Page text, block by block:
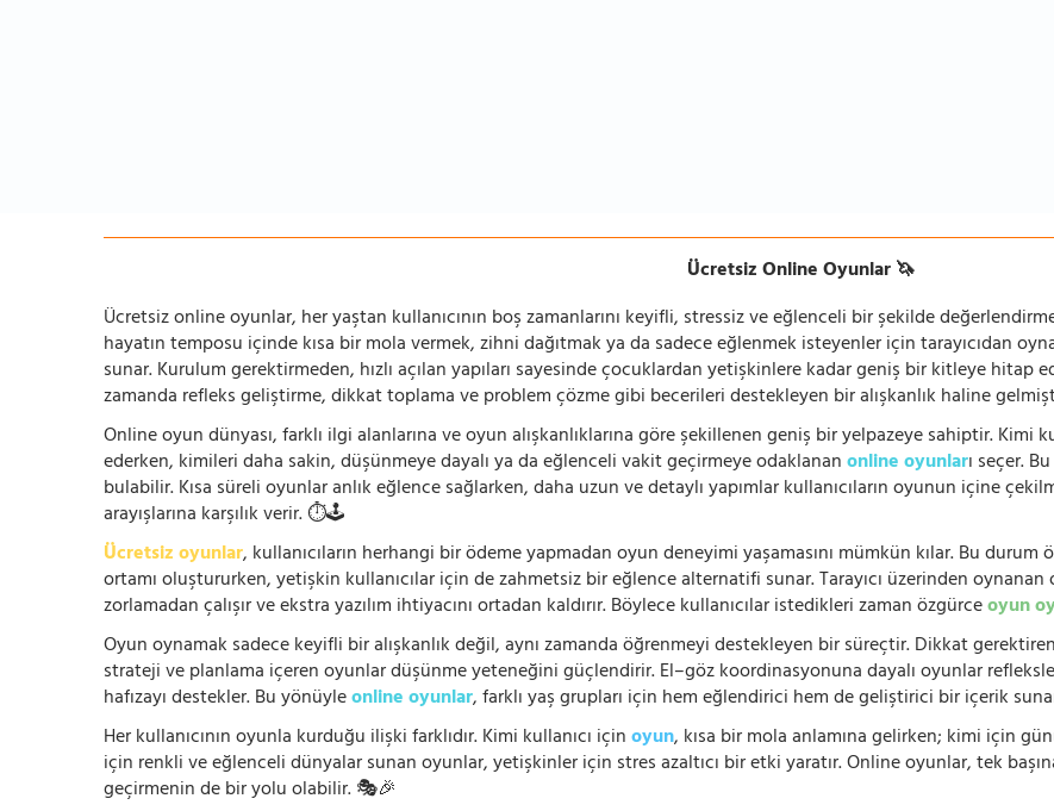
Ücretsiz Online Oyunlar 🦄
Ücretsiz online oyunlar, her yaştan kullanıcının boş zamanlarını keyifli, stressiz ve eğlenceli bir şekilde
hayatın temposu içinde kısa bir mola vermek, zihni dağıtmak ya da sadece eğlenmek isteyenler için tarayıcıdan
sunar. Kurulum gerektirmeden, hızlı açılan yapıları sayesinde çocuklardan yetişkinlere kadar geniş bir kitleye hitap
zamanda refleks geliştirme, dikkat toplama ve problem çözme gibi becerileri destekleyen bir alışkanlık haline
Online oyun dünyası, farklı ilgi alanlarına ve oyun alışkanlıklarına göre şekillenen geniş bir yelpazeye sahiptir. Kimi
ederken, kimileri daha sakin, düşünmeye dayalı ya da eğlenceli vakit geçirmeye odaklananonline oyunları seçer.
bulabilir. Kısa süreli oyunlar anlık eğlence sağlarken, daha uzun ve detaylı yapımlar kullanıcıların oyunun içine
arayışlarına karşılık verir. ⏱️🕹️
Ücretsiz oyunlar, kullanıcıların herhangi bir ödeme yapmadan oyun deneyimi yaşamasını mümkün kılar. Bu
ortamı oluştururken, yetişkin kullanıcılar için de zahmetsiz bir eğlence alternatifi sunar. Tarayıcı üzerinden oynanan
zorlamadan çalışır ve ekstra yazılım ihtiyacını ortadan kaldırır. Böylece kullanıcılar istedikleri zaman özgürceoyun
Oyun oynamak sadece keyifli bir alışkanlık değil, aynı zamanda öğrenmeyi destekleyen bir süreçtir. Dikkat gerektiren
strateji ve planlama içeren oyunlar düşünme yeteneğini güçlendirir. El–göz koordinasyonuna dayalı oyunlar
hafızayı destekler. Bu yönüyleonline oyunlar, farklı yaş grupları için hem eğlendirici hem de geliştirici bir içerik
Her kullanıcının oyunla kurduğu ilişki farklıdır. Kimi kullanıcı içinoyun, kısa bir mola anlamına gelirken; kimi için
için renkli ve eğlenceli dünyalar sunan oyunlar, yetişkinler için stres azaltıcı bir etki yaratır. Online oyunlar, tek
geçirmenin de bir yolu olabilir. 🎭🎉